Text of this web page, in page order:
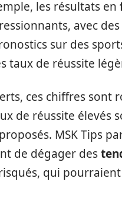
les résultats en
avec
sur des
taux de réussite
ces chiffres sont
de réussite élevés
MSK Tips
de dégager des
qui